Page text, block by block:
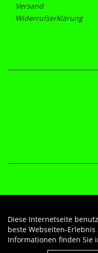
Versand
Widerrufserklärung
Diese Internetseite
beste Webseiten-
Informationen finden Sie